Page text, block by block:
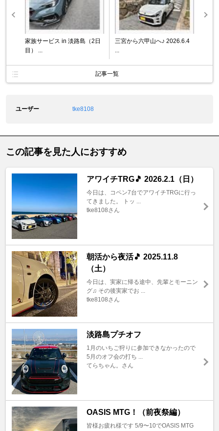
家族サービス in 淡路島（2日
目） ...
三宮から六甲山へ♪ 2026.6.4
...
記事一覧
ユーザー tke8108
この記事を見た人におすすめ
アワイチTRG🎵 2026.2.1（日）
今日は、コペン7台でアワイチTRGに行っ
てきました。 トッ ...
tke8108さん
朝活から夜活🎵 2025.11.8
（土）
今日は、実家に帰る途中、先輩とモーニン
グ♫ その後実家でお ...
tke8108さん
淡路島プチオフ
1月のいちご狩りに参加できなかったので
5月のオフ会の打ち ...
てらちゃん。さん
OASIS MTG！（前夜祭編）
皆様お疲れ様です 5/9〜10でOASIS MTG